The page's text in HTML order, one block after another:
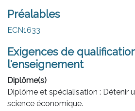
Préalables
ECN1633
Exigences de
l'enseignement
Diplôme(s)
Diplôme et spécialisation : Détenir
science économique.